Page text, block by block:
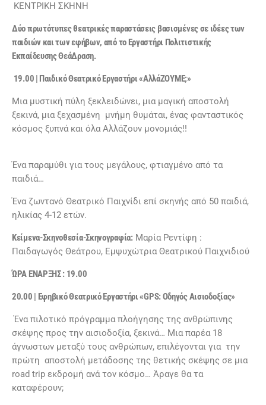
ΚΕΝΤΡΙΚΗ ΣΚΗΝΗ
Δύο πρωτότυπες θεατρικές παραστάσεις βασισμένες σε ιδέες των
παιδιών και των εφήβων, από το Εργαστήρι Πολιτιστικής
Εκπαίδευσης ΘεάΔραση.
19.00 | Παιδικό Θεατρικό Εργαστήρι «ΑλλάΖΟΥΜΕ;»
Μια μυστική πύλη ξεκλειδώνει, μια μαγική αποστολή
ξεκινά, μια ξεχασμένη μνήμη θυμάται, ένας φανταστικός
κόσμος ξυπνά και όλα Αλλάζουν μονομιάς!!
Ένα παραμύθι για τους μεγάλους, φτιαγμένο από τα
παιδιά…
Ένα ζωντανό Θεατρικό Παιχνίδι επί σκηνής από 50 παιδιά,
ηλικίας 4-12 ετών.
Κείμενα-Σκηνοθεσία-Σκηνογραφία:Μαρία Ρεντίφη :
Παιδαγωγός Θεάτρου, Εμψυχώτρια Θεατρικού Παιχνιδιού
ΏΡΑ ΕΝΑΡΞΗΣ : 19.00
20.00 | Εφηβικό Θεατρικό Εργαστήρι «GPS: Οδηγός Αισιοδοξίας»
Ένα πιλοτικό πρόγραμμα πλοήγησης της ανθρώπινης
σκέψης προς την αισιοδοξία, ξεκινά… Μια παρέα 18
άγνωστων μεταξύ τους ανθρώπων, επιλέγονται για την
πρώτη αποστολή μετάδοσης της θετικής σκέψης σε μια
road trip εκδρομή ανά τον κόσμο… Άραγε θα τα
καταφέρουν;